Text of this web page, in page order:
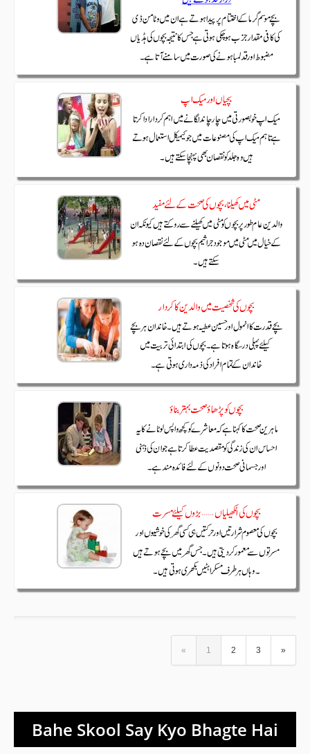
« 1 2 3 »
Bahe Skool Say Kyo Bhagte Hai